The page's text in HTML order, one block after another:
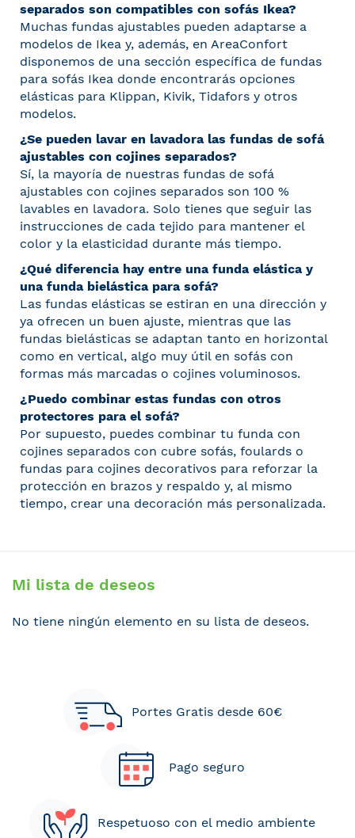
separados son compatibles con sofás Ikea?
Muchas fundas ajustables pueden adaptarse a
modelos de Ikea y, además, en AreaConfort
disponemos de una sección específica de fundas
para sofás Ikea donde encontrarás opciones
elásticas para Klippan, Kivik, Tidafors y otros
modelos.
¿Se pueden lavar en lavadora las fundas de sofá
ajustables con cojines separados?
Sí, la mayoría de nuestras fundas de sofá
ajustables con cojines separados son 100 %
lavables en lavadora. Solo tienes que seguir las
instrucciones de cada tejido para mantener el
color y la elasticidad durante más tiempo.
¿Qué diferencia hay entre una funda elástica y
una funda bielástica para sofá?
Las fundas elásticas se estiran en una dirección y
ya ofrecen un buen ajuste, mientras que las
fundas bielásticas se adaptan tanto en horizontal
como en vertical, algo muy útil en sofás con
formas más marcadas o cojines voluminosos.
¿Puedo combinar estas fundas con otros
protectores para el sofá?
Por supuesto, puedes combinar tu funda con
cojines separados con cubre sofás, foulards o
fundas para cojines decorativos para reforzar la
protección en brazos y respaldo y, al mismo
tiempo, crear una decoración más personalizada.
Mi lista de deseos
No tiene ningún elemento en su lista de deseos.
Portes Gratis desde 60€
Pago seguro
Respetuoso con el medio ambiente